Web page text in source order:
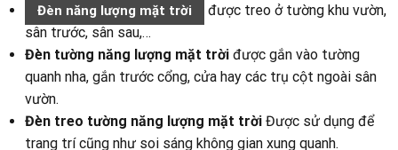
Đèn năng lượng mặt trời
được treo ở tường khu vườn,
sân trước, sân sau,…
Đèn tường năng lượng mặt trời được gắn vào tường
quanh nha, gắn trước cổng, cửa hay các trụ cột ngoài sân
vườn.
Đèn treo tường năng lượng mặt trời Được sử dụng để
trang trí cũng như soi sáng không gian xung quanh.